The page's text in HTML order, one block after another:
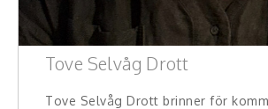
Tove Selvåg Drott
Tove Selvåg Drott brinner för